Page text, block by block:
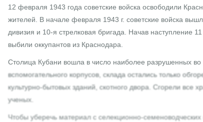
12 февраля 1943 года советские войска освободили
жителей. В начале февраля 1943 г. советские войска
дивизия и 10-я стрелковая бригада. Начав наступление
выбили оккупантов из Краснодара.
Столица Кубани вошла в число наиболее разрушенных
вспомогательного корпусов, склада остались только
культурно-бытовых зданий, скотного двора. Сгорели все
ученых.
Чтобы уберечь материал с селекционно-